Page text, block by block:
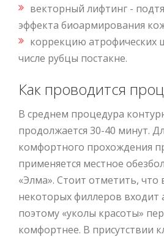
векторный лифтинг -
эффекта биоармирования
коррекцию атрофических
числе рубцы постакне.
Как проводится
В среднем процедура
продолжается 30-40 минут.
комфортного прохождения
применяется местное
«Элма». Стоит отметить, что
некоторых филлеров входит
поэтому «уколы красоты»
комфортнее. В присутствии